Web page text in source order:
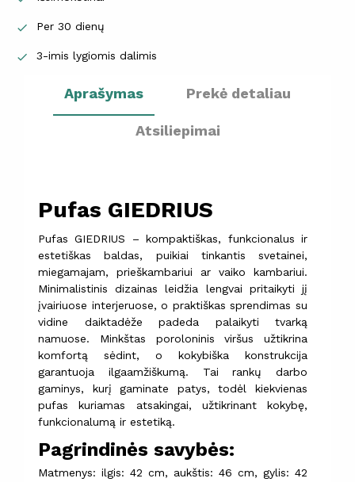
 Per 30 dienų
 3-imis lygiomis dalimis
Aprašymas Prekė detaliau
Atsiliepimai
Pufas GIEDRIUS
Pufas GIEDRIUS – kompaktiškas, funkcionalus ir
estetiškas baldas, puikiai tinkantis svetainei,
miegamajam, prieškambariui ar vaiko kambariui.
Minimalistinis dizainas leidžia lengvai pritaikyti jį
įvairiuose interjeruose, o praktiškas sprendimas su
vidine daiktadėže padeda palaikyti tvarką
namuose. Minkštas poroloninis viršus užtikrina
komfortą sėdint, o kokybiška konstrukcija
garantuoja ilgaamžiškumą. Tai rankų darbo
gaminys, kurį gaminate patys, todėl kiekvienas
pufas kuriamas atsakingai, užtikrinant kokybę,
funkcionalumą ir estetiką.
Pagrindinės savybės:
Matmenys: ilgis: 42 cm, aukštis: 46 cm, gylis: 42